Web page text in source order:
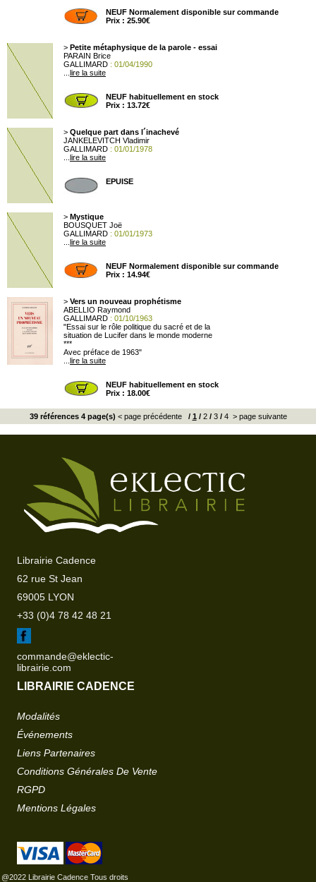
NEUF Normalement disponible sur commande
Prix : 25.90€
> Petite métaphysique de la parole - essai
PARAIN Brice
GALLIMARD : 01/04/1990
lire la suite
NEUF habituellement en stock
Prix : 13.72€
> Quelque part dans l´inachevé
JANKELEVITCH Vladimir
GALLIMARD : 01/01/1978
lire la suite
EPUISE
> Mystique
BOUSQUET Joë
GALLIMARD : 01/01/1973
lire la suite
NEUF Normalement disponible sur commande
Prix : 14.94€
> Vers un nouveau prophétisme
ABELLIO Raymond
GALLIMARD : 01/10/1963
"Essai sur le rôle politique du sacré et de la
situation de Lucifer dans le monde moderne
***
Avec préface de 1963"
lire la suite
NEUF habituellement en stock
Prix : 18.00€
39 références 4 page(s) < page précédente/ 1 /2/3/4 > page suivante
Librairie Cadence
62 rue St Jean
69005 LYON
+33 (0)4 78 42 48 21
commande@eklectic-
librairie.com
LIBRAIRIE CADENCE
Modalités
Événements
Liens Partenaires
Conditions Générales De Vente
RGPD
Mentions Légales
@2022 Librairie Cadence Tous droits